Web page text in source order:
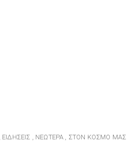
ΕΙΔΉΣΕΙΣ , ΝΕΏΤΕΡΑ , ΣΤΟΝ ΚΌΣΜΟ ΜΑΣ